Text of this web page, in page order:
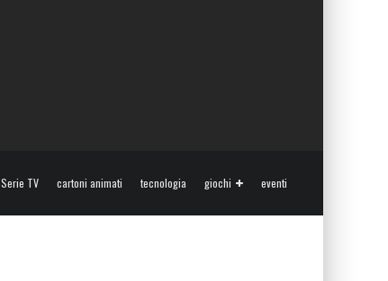
Serie TV cartoni animati tecnologia giochi eventi